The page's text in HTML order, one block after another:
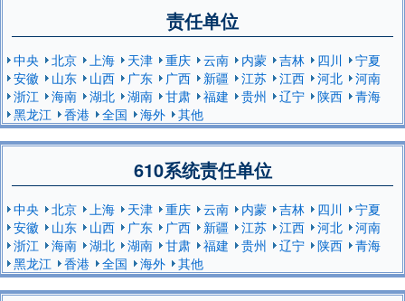
责任单位
中央 北京 上海 天津 重庆 云南 内蒙 吉林 四川
宁夏
安徽
山东 山西 广东 广西 新疆 江苏 江西 河北
河南
浙江
海南 湖北 湖南 甘肃 福建 贵州 辽宁 陕西
青海
黑龙江
香港 全国 海外 其他
610系统责任单位
中央 北京 上海 天津 重庆 云南 内蒙 吉林 四川
宁夏
安徽
山东 山西 广东 广西 新疆 江苏 江西 河北
河南
浙江
海南 湖北 湖南 甘肃 福建 贵州 辽宁 陕西
青海
黑龙江
香港 全国 海外 其他